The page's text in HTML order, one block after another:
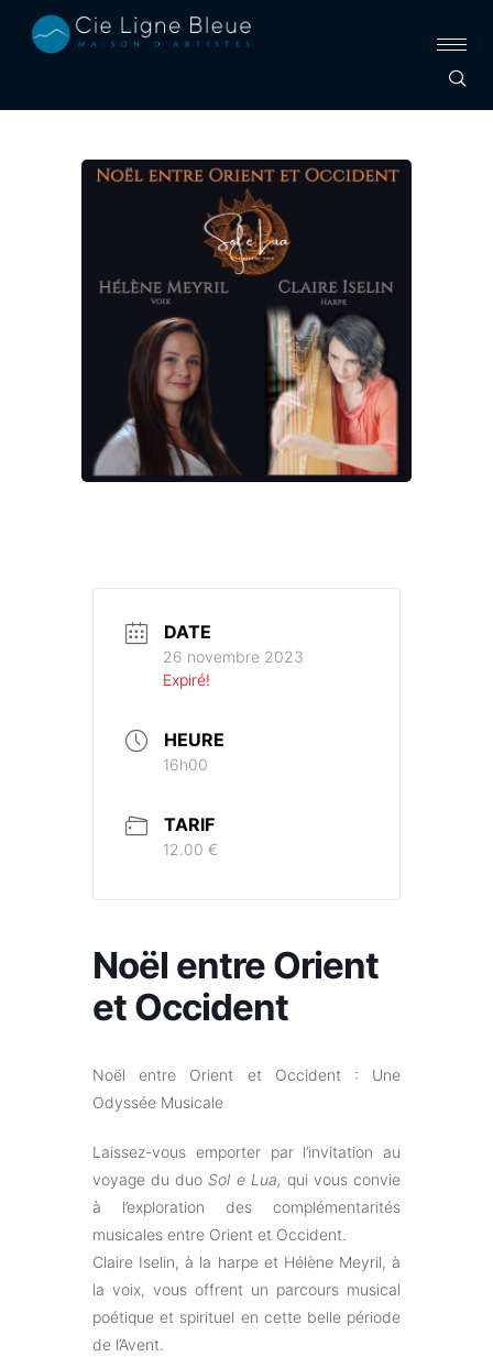
DATE
26 novembre 2023
Expiré!
HEURE
16h00
TARIF
12.00 €
Noël entre Orient
et Occident
Noël entre Orient et Occident : Une
Odyssée Musicale
Laissez-vous emporter par l’invitation au
voyage du duoSol e Lua, qui vous convie
à l’exploration des complémentarités
musicales entre Orient et Occident.
Claire Iselin, à la harpe et Hélène Meyril, à
la voix, vous offrent un parcours musical
poétique et spirituel en cette belle période
de l’Avent.